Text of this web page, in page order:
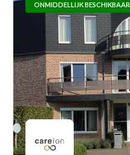
ONMIDDELLIJK BESCHIKBAAR